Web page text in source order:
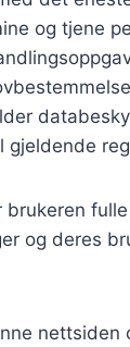
og tjene
gjeldende
brukeren
og deres
nettsiden